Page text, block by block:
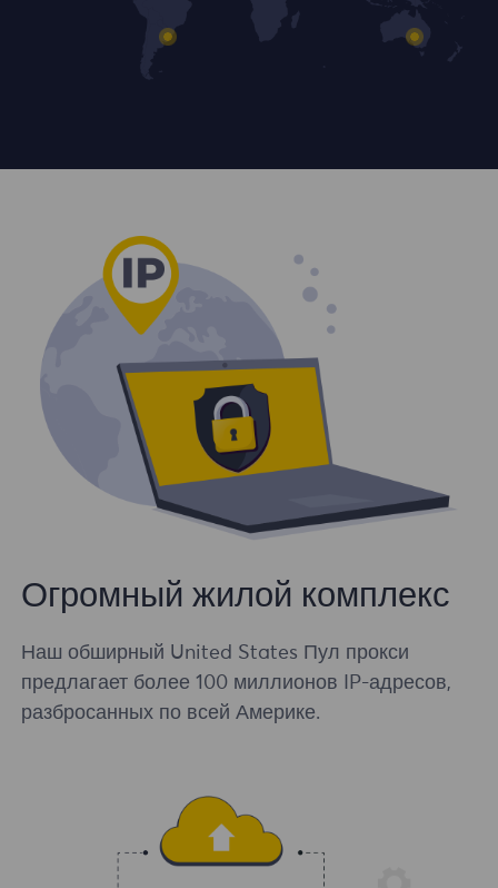
Огромный жилой комплекс
Наш обширный United States Пул прокси
предлагает более 100 миллионов IP-адресов,
разбросанных по всей Америке.